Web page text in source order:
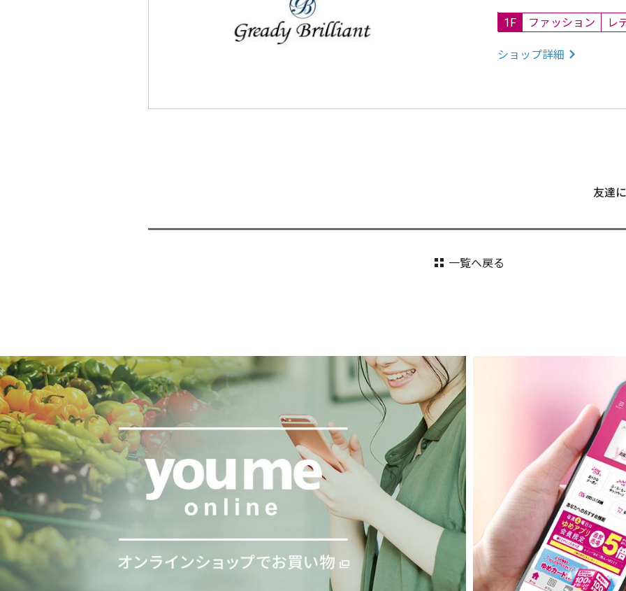
1F ファッション レ
ショップ詳細
友達
一覧へ戻る